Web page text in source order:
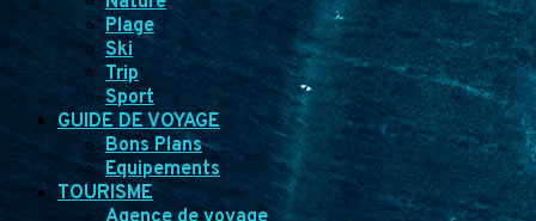
Plage
Ski
Trip
Sport
GUIDE DE VOYAGE
Bons Plans
Equipements
TOURISME